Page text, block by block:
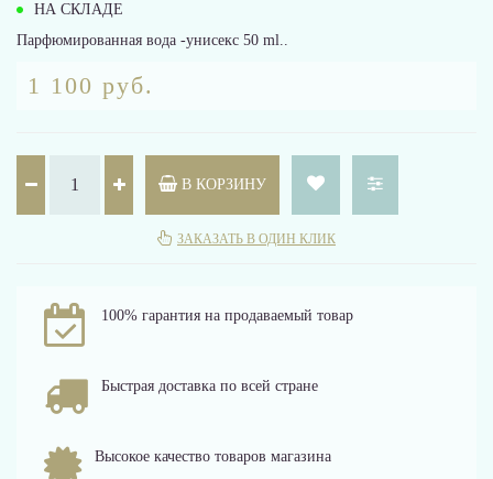
НА СКЛАДЕ
Парфюмированная вода -унисекс 50 ml..
1 100 руб.
В КОРЗИНУ
ЗАКАЗАТЬ В ОДИН КЛИК
100% гарантия на продаваемый товар
Быстрая доставка по всей стране
Высокое качество товаров магазина